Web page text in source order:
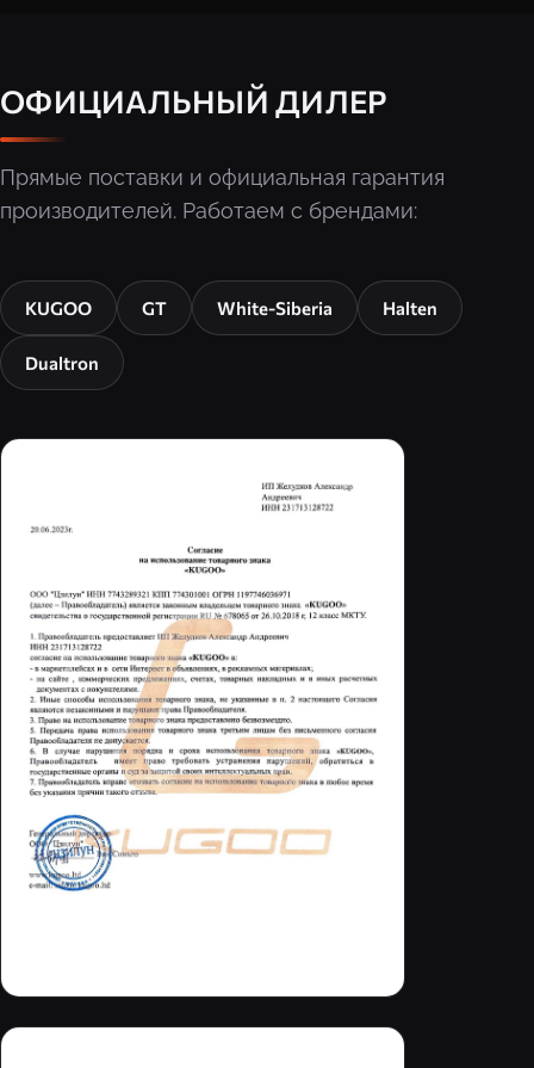
ОФИЦИАЛЬНЫЙ ДИЛЕР
Прямые поставки и официальная гарантия
производителей. Работаем с брендами:
KUGOO GT White-Siberia Halten
Dualtron